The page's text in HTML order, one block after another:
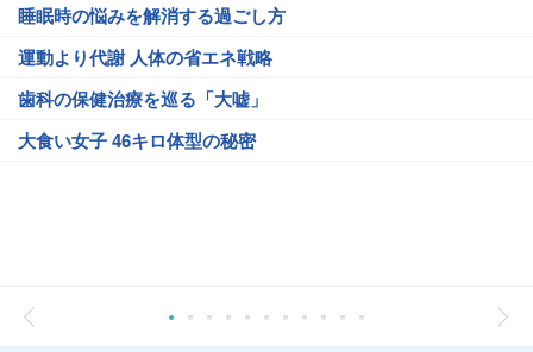
睡眠時の悩みを解消する過ごし方
運動より代謝 人体の省エネ戦略
歯科の保健治療を巡る「大嘘」
大食い女子 46キロ体型の秘密